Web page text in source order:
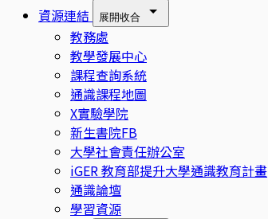
資源連結
展開收合
教務處
教學發展中心
課程查詢系統
通識課程地圖
X實驗學院
新生書院FB
大學社會責任辦公室
iGER 教育部提升大學通識教育計畫
通識論壇
學習資源